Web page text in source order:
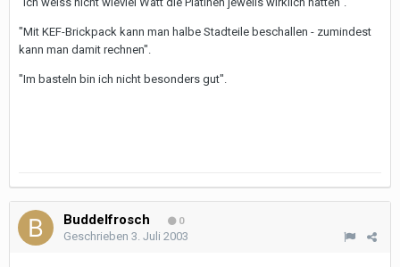
"Mit KEF-Brickpack kann man halbe Stadteile beschallen - zumindest
kann man damit rechnen".
"Im basteln bin ich nicht besonders gut".
Buddelfrosch 0
Geschrieben 3. Juli 2003